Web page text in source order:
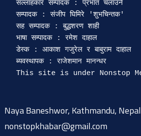
सल्लाहकार सम्पादक : प्रभात चलाउने
सम्पादक : संजीप घिमिरे 'शुभचिन्तक'
सह सम्पादक : बुद्धशरण शाही
भाषा सम्पादक : रमेश दाहाल
डेस्क : आकाश गजुरेल र बाबुराम दाहाल
ब्यवस्थापक : राजेशमान मानन्धर
Naya Baneshwor, Kathmandu, Nepal
nonstopkhabar@gmail.com